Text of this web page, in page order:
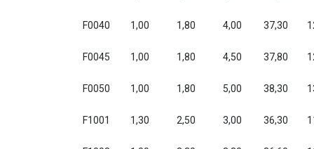
F0040 1,00 1,80 4,00 37,30
F0045 1,00 1,80 4,50 37,80
F0050 1,00 1,80 5,00 38,30
F1001 1,30 2,50 3,00 36,30